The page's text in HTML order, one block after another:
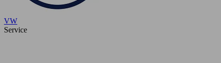
VW
Service